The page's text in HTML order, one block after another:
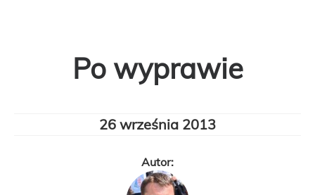
Po wyprawie
26 września 2013
Autor: